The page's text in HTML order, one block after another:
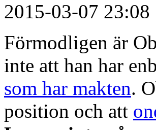
2015-03-07 23:08
Förmodligen är
inte att han har
som har makten.
position och att